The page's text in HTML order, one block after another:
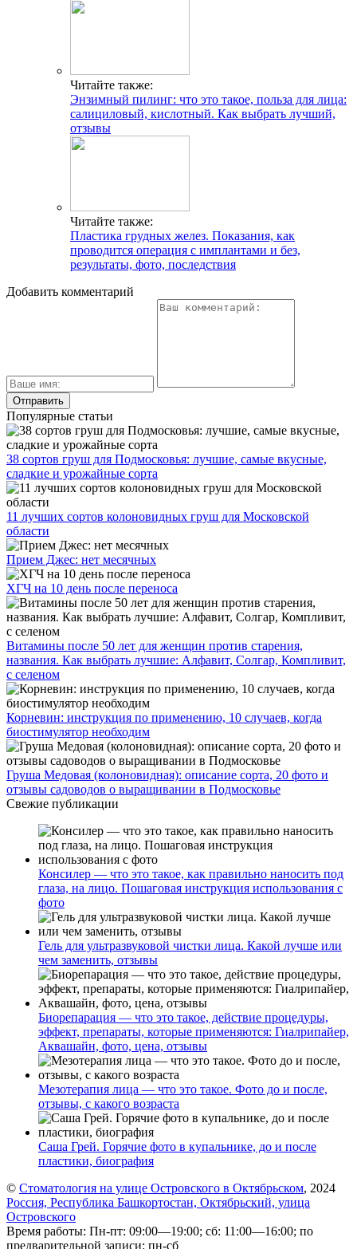
Читайте также:
Энзимный пилинг: что это такое, польза для лица:
салициловый, кислотный. Как выбрать лучший,
отзывы
Читайте также:
Пластика грудных желез. Показания, как
проводится операция с имплантами и без,
результаты, фото, последствия
Добавить комментарий
Популярные статьи
38 сортов груш для Подмосковья: лучшие, самые вкусные,
сладкие и урожайные сорта
11 лучших сортов колоновидных груш для Московской
области
Прием Джес: нет месячных
ХГЧ на 10 день после переноса
Витамины после 50 лет для женщин против старения,
названия. Как выбрать лучшие: Алфавит, Солгар, Компливит,
с селеном
Корневин: инструкция по применению, 10 случаев, когда
биостимулятор необходим
Груша Медовая (колоновидная): описание сорта, 20 фото и
отзывы садоводов о выращивании в Подмосковье
Свежие публикации
Консилер — что это такое, как правильно наносить под
глаза, на лицо. Пошаговая инструкция использования с
фото
Гель для ультразвуковой чистки лица. Какой лучше или
чем заменить, отзывы
Биорепарация — что это такое, действие процедуры,
эффект, препараты, которые применяются: Гиалрипайер,
Аквашайн, фото, цена, отзывы
Мезотерапия лица — что это такое. Фото до и после,
отзывы, с какого возраста
Саша Грей. Горячие фото в купальнике, до и после
пластики, биография
© Стоматология на улице Островского в Октябрьском, 2024
Россия, Республика Башкортостан, Октябрьский, улица
Островского
Время работы: Пн-пт: 09:00—19:00; сб: 11:00—16:00; по
предварительной записи: пн-сб